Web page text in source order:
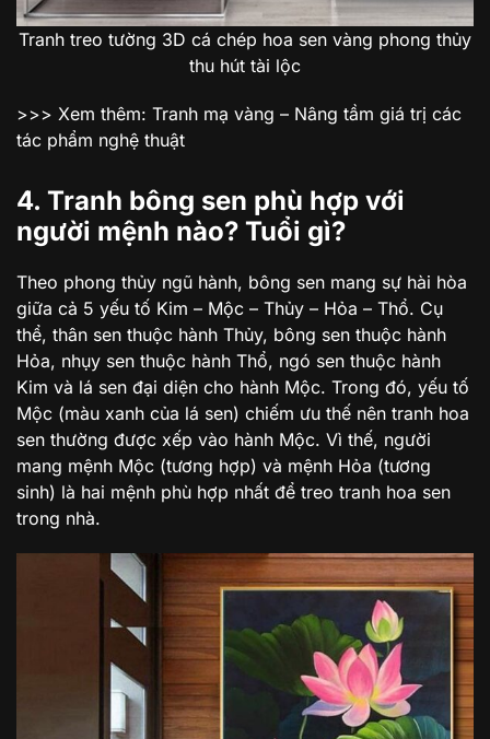
Tranh treo tường 3D cá chép hoa sen vàng phong thủy
thu hút tài lộc
>>> Xem thêm: Tranh mạ vàng – Nâng tầm giá trị các
tác phẩm nghệ thuật
4. Tranh bông sen phù hợp với
người mệnh nào? Tuổi gì?
Theo phong thủy ngũ hành, bông sen mang sự hài hòa
giữa cả 5 yếu tố Kim – Mộc – Thủy – Hỏa – Thổ. Cụ
thể, thân sen thuộc hành Thủy, bông sen thuộc hành
Hỏa, nhụy sen thuộc hành Thổ, ngó sen thuộc hành
Kim và lá sen đại diện cho hành Mộc. Trong đó, yếu tố
Mộc (màu xanh của lá sen) chiếm ưu thế nên tranh hoa
sen thường được xếp vào hành Mộc. Vì thế, người
mang mệnh Mộc (tương hợp) và mệnh Hỏa (tương
sinh) là hai mệnh phù hợp nhất để treo tranh hoa sen
trong nhà.